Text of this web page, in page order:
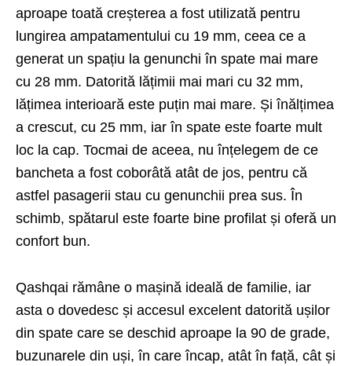
aproape toată creșterea a fost utilizată pentru
lungirea ampatamentului cu 19 mm, ceea ce a
generat un spațiu la genunchi în spate mai mare
cu 28 mm. Datorită lățimii mai mari cu 32 mm,
lățimea interioară este puțin mai mare. Și înălțimea
a crescut, cu 25 mm, iar în spate este foarte mult
loc la cap. Tocmai de aceea, nu înțelegem de ce
bancheta a fost coborâtă atât de jos, pentru că
astfel pasagerii stau cu genunchii prea sus. În
schimb, spătarul este foarte bine profilat și oferă un
confort bun.
Qashqai rămâne o mașină ideală de familie, iar
asta o dovedesc și accesul excelent datorită ușilor
din spate care se deschid aproape la 90 de grade,
buzunarele din uși, în care încap, atât în față, cât și